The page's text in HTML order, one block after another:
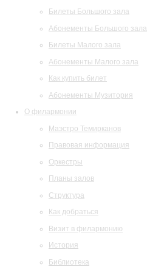
Билеты Большого зала
Абонементы Большого зала
Билеты Малого зала
Абонементы Малого зала
Как купить билет
Абонементы Музитория
О филармонии
Маэстро Темирканов
Правовая информация
Оркестры
Планы залов
Структура
Как добраться
Визит в филармонию
История
Библиотека